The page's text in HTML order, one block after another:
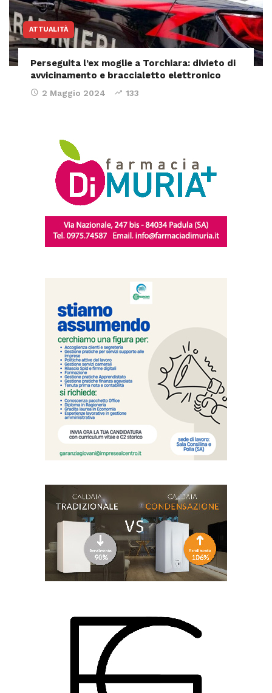
ATTUALITÀ
Perseguita l’ex moglie a Torchiara: divieto di
avvicinamento e braccialetto elettronico
2 Maggio 2024 133